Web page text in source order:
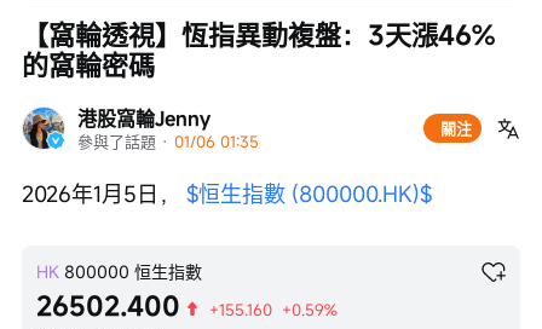
港股窩輪Jenny
參與了話題 · 01/06 01:35
關注
【窩輪透視】恆指異動複盤：3天漲46%
的窩輪密碼
2026年1月5日， $恒生指數 (800000.HK)$
HK 800000 恒生指數
26502.400 +155.160 +0.59%